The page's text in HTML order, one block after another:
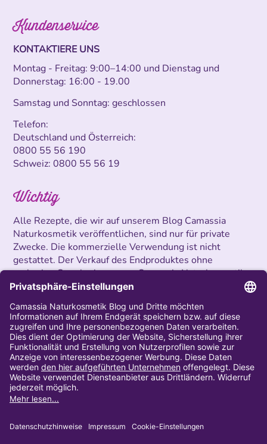
Kundenservice
KONTAKTIERE UNS
Montag - Freitag: 9:00–14:00 und Dienstag und
Donnerstag: 16:00 - 19.00
Samstag und Sonntag: geschlossen
Telefon:
Deutschland und Österreich:
0800 55 56 190
Schweiz:0800 55 56 19
Wichtig
Alle Rezepte, die wir auf unserem Blog Camassia
Naturkosmetik veröffentlichen, sind nur für private
Zwecke. Die kommerzielle Verwendung ist nicht
gestattet. Der Verkauf des Endproduktes ohne
vorherige Genehmigung von Camassia Naturkosmetik
ist untersagt.
Impressum
Widerrufsbelehrung